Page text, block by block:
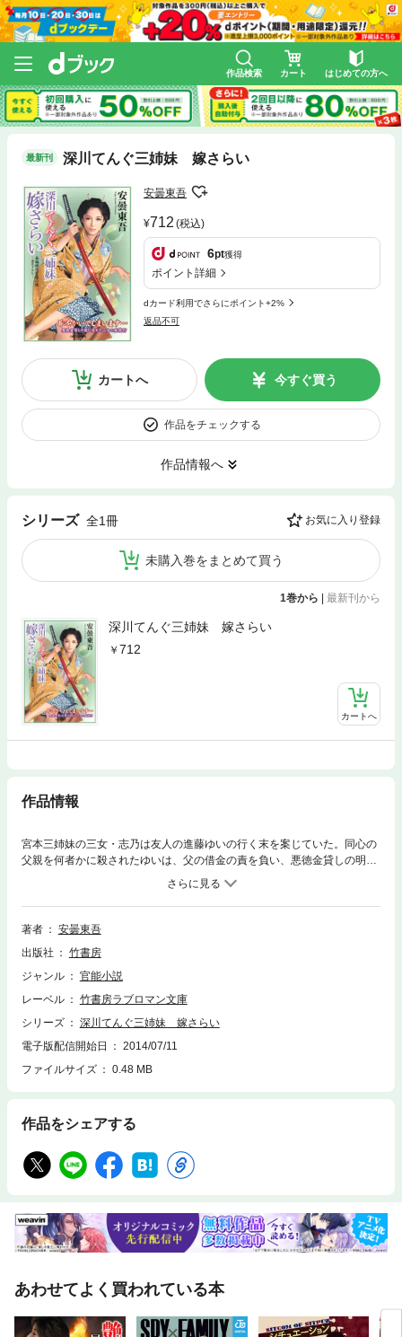
作品検索 カート はじめての方へ
最新刊 深川てんぐ三姉妹 嫁さらい
安曇東吾
712 (税込)
6pt獲得
ポイント詳細
dカード利用でさらにポイント+2%
返品不可
カートへ 今すぐ買う
作品をチェックする
作品情報へ
シリーズ 全1冊 お気に入り登録
未購入巻をまとめて買う
1巻から | 最新刊から
深川てんぐ三姉妹 嫁さらい
712
カートへ
作品情報
宮本三姉妹の三女・志乃は友人の進藤ゆいの行く末を案じていた。同心の
父親を何者かに殺されたゆいは、父の借金の責を負い、悪徳金貸しの明庵
に嫁入りさせられてしまうのだ。そして祝言の夜。三姉妹と悠馬は辛くも
ゆいを救い出すものの、思わぬ邪魔が入り、志乃が明庵と手下の無頼漢ど
もの手に落ちてしまう…！うら若い女剣士は瑞々しい肉体を男たちに蹂躙
され、肉悦の虜へと堕ちてゆく。悠馬と琴音・千鶴たちは、陥落寸前の志
江戸情緒あふれる時代官能エンターテインメント第3弾！
著者
安曇東吾
出版社
竹書房
ジャンル
官能小説
レーベル
竹書房ラブロマン文庫
シリーズ
深川てんぐ三姉妹 嫁さらい
電子版配信開始日
2014/07/11
ファイルサイズ
0.48 MB
作品をシェアする
あわせてよく買われている本